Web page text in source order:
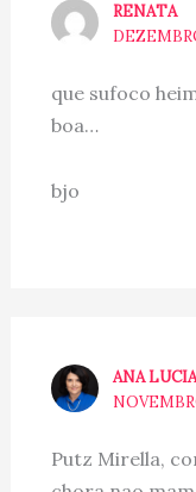
RENATA
que sufoco
boa…
bjo
ANA
Putz Mirella,